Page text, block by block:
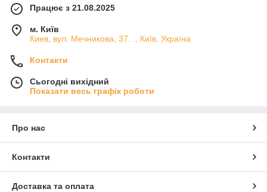
Працює з 21.08.2025
м. Київ
Киев, вул. Мечникова, 37. ., Київ, Україна
Контакти
Сьогодні вихідний
Показати весь графік роботи
Про нас
Контакти
Доставка та оплата